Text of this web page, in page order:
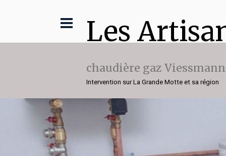
Les
chaudière gaz Viessmann
Intervention sur La Grande Motte et sa région